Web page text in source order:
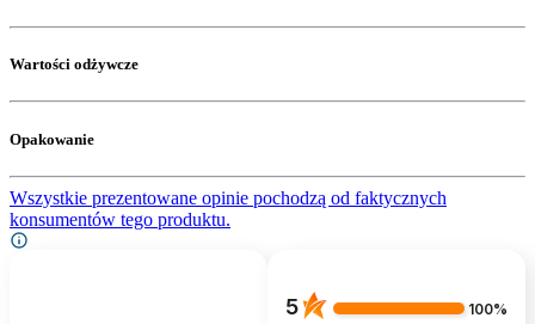
Wartości odżywcze
Opakowanie
Wszystkie prezentowane opinie pochodzą od faktycznych
konsumentów tego produktu.
5 100%